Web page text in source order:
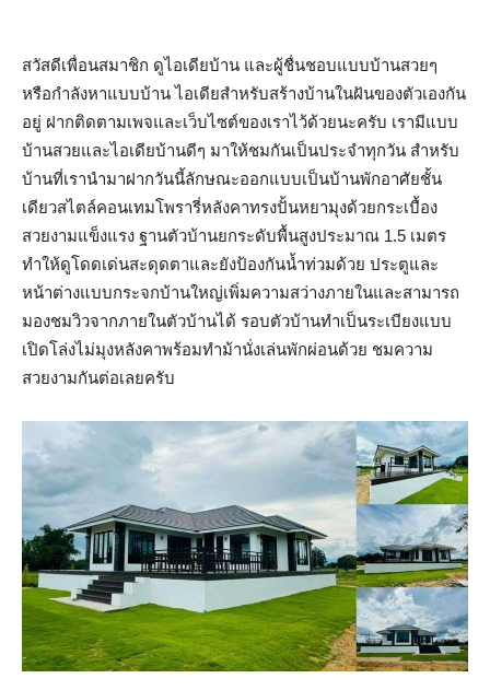
สวัสดีเพื่อนสมาชิก ดูไอเดียบ้าน และผู้ชื่นชอบแบบบ้านสวยๆ
หรือกำลังหาแบบบ้าน ไอเดียสำหรับสร้างบ้านในฝันของตัวเองกัน
อยู่ ฝากติดตามเพจและเว็บไซต์ของเราไว้ด้วยนะครับ เรามีแบบ
บ้านสวยและไอเดียบ้านดีๆ มาให้ชมกันเป็นประจำทุกวัน สำหรับ
บ้านที่เรานำมาฝากวันนี้ลักษณะออกแบบเป็นบ้านพักอาศัยชั้น
เดียวสไตล์คอนเทมโพรารี่หลังคาทรงปั้นหยามุงด้วยกระเบื้อง
สวยงามแข็งแรง ฐานตัวบ้านยกระดับพื้นสูงประมาณ 1.5 เมตร
ทำให้ดูโดดเด่นสะดุดตาและยังป้องกันน้ำท่วมด้วย ประตูและ
หน้าต่างแบบกระจกบ้านใหญ่เพิ่มความสว่างภายในและสามารถ
มองชมวิวจากภายในตัวบ้านได้ รอบตัวบ้านทำเป็นระเบียงแบบ
เปิดโล่งไม่มุงหลังคาพร้อมทำม้านั่งเล่นพักผ่อนด้วย ชมความ
สวยงามกันต่อเลยครับ